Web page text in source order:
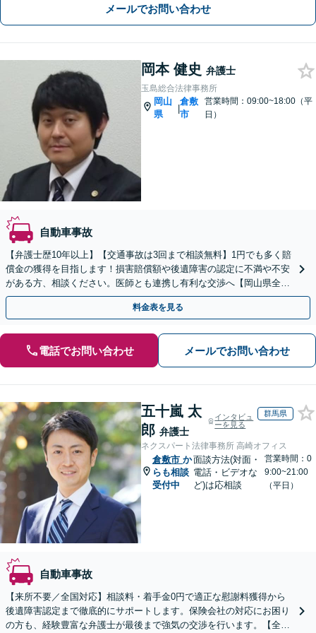
メールでお問い合わせ
岡本 健史 弁護士
玉島総合法律事務所
岡山
県
|
倉敷
市
営業時間：09:00~18:00（平
日）
自動車事故
【弁護士歴10年以上】【交通事故は3回まで相談無料】1円でも多く賠
償金の獲得を目指します！損害賠償額や後遺障害の認定に不満や不安
がある方、相談ください。医師とも連携し有利な交渉へ【岡山県全
域、広島県東部等に対応】
料金表を見る
電話でお問い合わせ メールでお問い合わせ
五十嵐 太
郎 弁護士
インタビュ
ーを見る
群馬県
ネクスパート法律事務所 高崎オフィス
倉敷市 か
らも相談
受付中
面談方法(対面・
電話・ビデオな
ど)は応相談
営業時間：0
9:00~21:00
（平日）
自動車事故
【来所不要／全国対応】相談料・着手金0円で適正な慰謝料獲得から
後遺障害認定まで徹底的にサポートします。保険会社の対応にお困り
の方も、経験豊富な弁護士が最後まで強気の交渉を行います。【全国